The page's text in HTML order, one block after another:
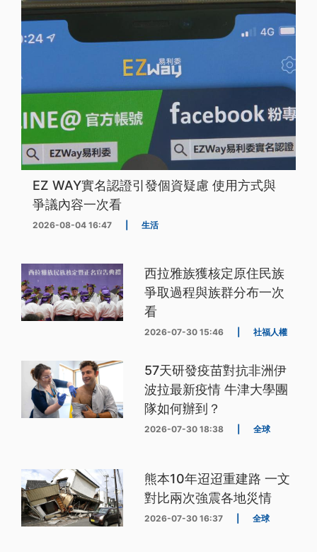
EZ WAY實名認證引發個資疑慮 使用方式與
爭議內容一次看
2026-08-04 16:47 生活
西拉雅族獲核定原住民族
爭取過程與族群分布一次
看
2026-07-30 15:46 社福人權
57天研發疫苗對抗非洲伊
波拉最新疫情 牛津大學團
隊如何辦到？
2026-07-30 18:38 全球
熊本10年迢迢重建路 一文
對比兩次強震各地災情
2026-07-30 16:37 全球